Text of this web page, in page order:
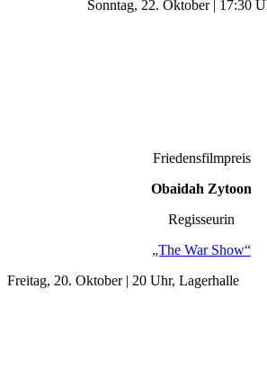
Sonntag, 22. Oktober | 17:30
Friedensfilmpreis
Obaidah Zytoon
Regisseurin
„The War Show“
Freitag, 20. Oktober | 20 Uhr, Lagerhalle